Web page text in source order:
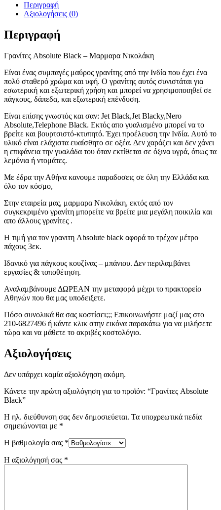
Περιγραφή
Αξιολογήσεις (0)
Περιγραφή
Γρανίτες Absolute Black – Μαρμαρα Νικολάκη
Είναι ένας συμπαγές μαύρος γρανίτης από την Ινδία που έχει ένα
πολύ σταθερό χρώμα και υφή. Ο γρανίτης αυτός συνιστάται για
εσωτερική και εξωτερική χρήση και μπορεί να χρησιμοποιηθεί σε
πάγκους, δάπεδα, και εξωτερική επένδυση.
Είναι επίσης γνωστός και σαν: Jet Black,Jet Blacky,Nero
Absolute,Telephone Black. Εκτός απο γυαλισμένο μπορεί να το
βρείτε και βουρτσιστό-κτυπητό. Έχει προέλευση την Ινδία. Αυτό το
υλικό είναι ελάχιστα ευαίσθητο σε οξέα. Δεν χαράζει και δεν χάνει
η επιφάνεια την γυαλάδα του όταν εκτίθεται σε όξινα υγρά, όπως τα
λεμόνια ή ντομάτες.
Με έδρα την Αθήνα κανουμε παραδοσεις σε όλη την Ελλάδα και
όλο τον κόσμο,
Στην εταιρεία μας, μαρμαρα Νικολάκη, εκτός από τον
συγκεκριμένο γρανίτη μπορείτε να βρείτε μια μεγάλη ποικιλία και
απο άλλους γρανίτες .
Η τιμή για τον γρανιτη Absolute black αφορά το τρέχον μέτρο
πάχους 3εκ.
Ιδανικό για πάγκους κουζίνας – μπάνιου. Δεν περιλαμβάνει
εργασίες & τοποθέτηση.
Αναλαμβάνουμε ΔΩΡΕΑΝ την μεταφορά μέχρι το πρακτορείο
Αθηνών που θα μας υποδειξετε.
Πόσο συνολικά θα σας κοστίσει;;; Επικοινωνήστε μαζί μας στο
210-6827496 ή κάντε κλικ στην εικόνα παρακάτω για να μιλήσετε
τώρα και να μάθετε το ακριβές κοστολόγιο.
Αξιολογήσεις
Δεν υπάρχει καμία αξιολόγηση ακόμη.
Κάνετε την πρώτη αξιολόγηση για το προϊόν: “Γρανίτες Absolute
Black”
Η ηλ. διεύθυνση σας δεν δημοσιεύεται. Τα υποχρεωτικά πεδία
σημειώνονται με *
Η βαθμολογία σας *
Η αξιολόγησή σας *